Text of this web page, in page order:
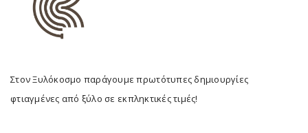
Στον Ξυλόκοσμο παράγουμε πρωτότυπες δημιουργίες
φτιαγμένες από ξύλο σε εκπληκτικές τιμές!